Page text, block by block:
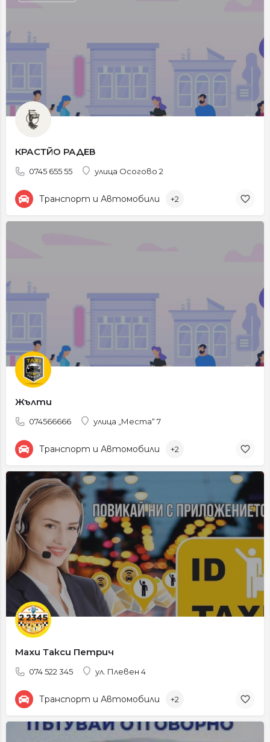
КРАСТЙО РАДЕВ
0745 655 55 улица Осогово 2
Транспорт и Автомобили +2
Жълти
074566666 улица „Места“ 7
Транспорт и Автомобили +2
Махи Такси Петрич
074 522 345 ул. Плевен 4
Транспорт и Автомобили +2